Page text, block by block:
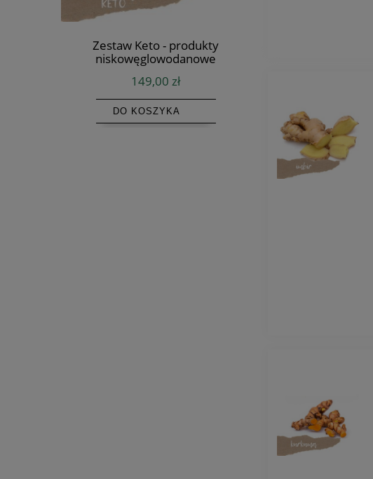
Zestaw Keto - produkty
niskowęglowodanowe
149,00 zł
DO KOSZYKA